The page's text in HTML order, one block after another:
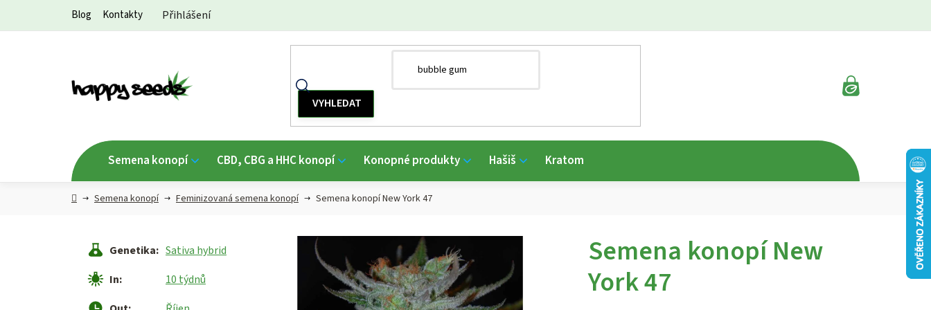
Blog Kontakty Přihlášení
NÁKUPNÍ
Semena konopí CBD, CBG a HHC konopí Konopné produkty Hašiš Kratom
HlavníSemena konopí Feminizovaná semena konopí Semena konopí New York 47
Semena konopí New
York 47
Genetika: Sativa hybrid
In:
10 týdnů